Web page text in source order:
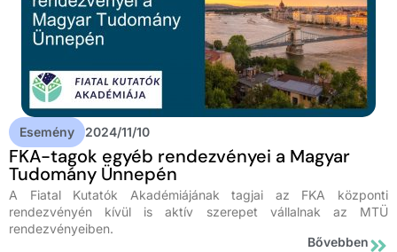
Esemény 2024/11/10
FKA-tagok egyéb rendezvényei a Magyar
Tudomány Ünnepén
A Fiatal Kutatók Akadémiájának tagjai az FKA központi
rendezvényén kívül is aktív szerepet vállalnak az MTÜ
rendezvényeiben.
Bővebben